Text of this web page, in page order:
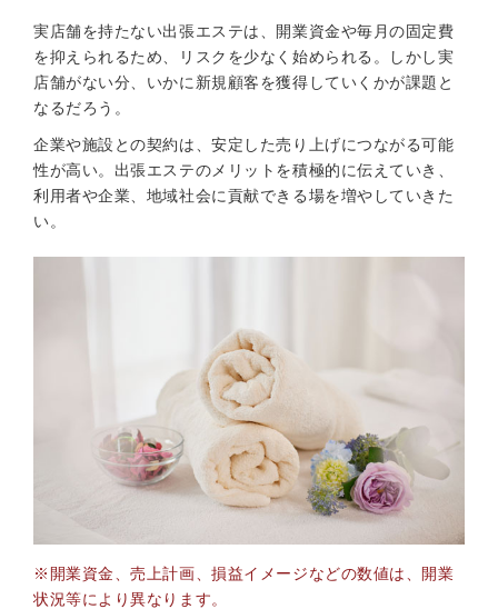
実店舗を持たない出張エステは、開業資金や毎月の固定費
を抑えられるため、リスクを少なく始められる。しかし実
店舗がない分、いかに新規顧客を獲得していくかが課題と
なるだろう。
企業や施設との契約は、安定した売り上げにつながる可能
性が高い。出張エステのメリットを積極的に伝えていき、
利用者や企業、地域社会に貢献できる場を増やしていきた
い。
※開業資金、売上計画、損益イメージなどの数値は、開業
状況等により異なります。